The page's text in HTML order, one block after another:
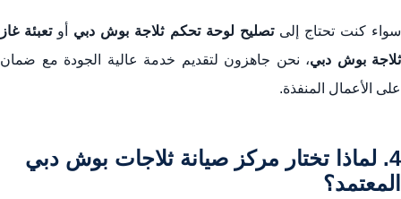
سواء كنت تحتاج إلىتصليح لوحة تحكم ثلاجة بوش دبي أوتعبئة غاز
ثلاجة بوش دبي، نحن جاهزون لتقديم خدمة عالية الجودة مع ضمان
على الأعمال المنفذة.
4. لماذا تختار مركز صيانة ثلاجات بوش دبي
المعتمد؟